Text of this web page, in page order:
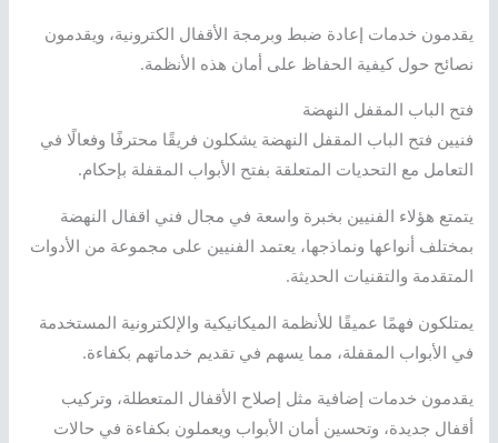
يقدمون خدمات إعادة ضبط وبرمجة الأقفال الكترونية، ويقدمون
نصائح حول كيفية الحفاظ على أمان هذه الأنظمة.
فتح الباب المقفل النهضة
فنيين فتح الباب المقفل النهضة يشكلون فريقًا محترفًا وفعالًا في
التعامل مع التحديات المتعلقة بفتح الأبواب المقفلة بإحكام.
يتمتع هؤلاء الفنيين بخبرة واسعة في مجال فني اقفال النهضة
بمختلف أنواعها ونماذجها، يعتمد الفنيين على مجموعة من الأدوات
المتقدمة والتقنيات الحديثة.
يمتلكون فهمًا عميقًا للأنظمة الميكانيكية والإلكترونية المستخدمة
في الأبواب المقفلة، مما يسهم في تقديم خدماتهم بكفاءة.
يقدمون خدمات إضافية مثل إصلاح الأقفال المتعطلة، وتركيب
أقفال جديدة، وتحسين أمان الأبواب ويعملون بكفاءة في حالات